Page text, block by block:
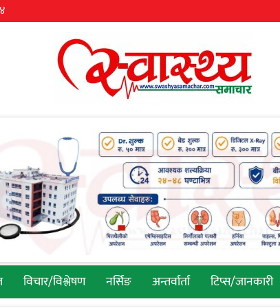
विचार/विश्लेषण नर्सिङ अन्तर्वार्ता टिप्स/जानकारी